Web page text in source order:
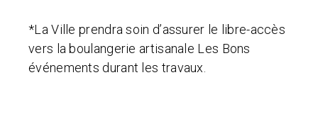
*La Ville prendra soin d’assurer le libre-accès
vers la boulangerie artisanale Les Bons
événements durant les travaux.